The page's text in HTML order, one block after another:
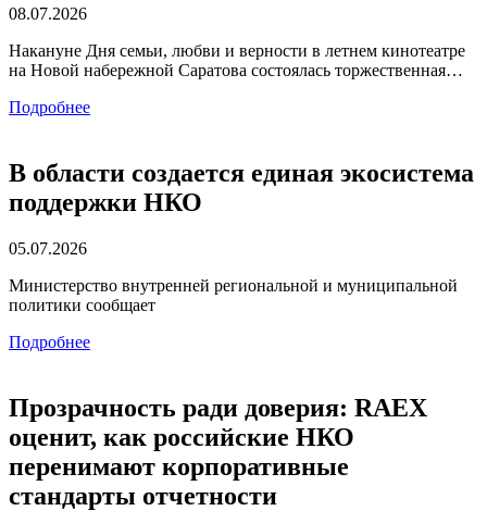
08.07.2026
Накануне Дня семьи, любви и верности в летнем кинотеатре
на Новой набережной Саратова состоялась торжественная…
Подробнее
В области создается единая экосистема
поддержки НКО
05.07.2026
Министерство внутренней региональной и муниципальной
политики сообщает
Подробнее
Прозрачность ради доверия: RAEX
оценит, как российские НКО
перенимают корпоративные
стандарты отчетности